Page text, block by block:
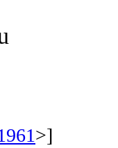
>]